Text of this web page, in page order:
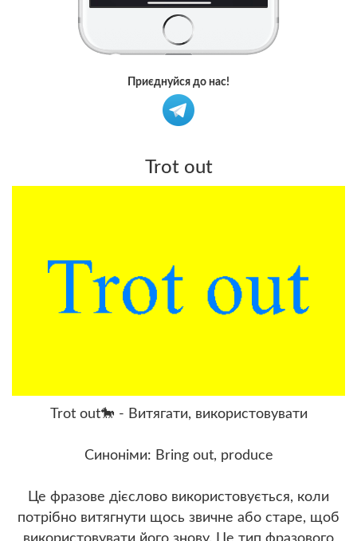
Приєднуйся до нас!
Trot out
Trot out🐎 - Витягати, використовувати
Синоніми: Bring out, produce
Це фразове дієслово використовується, коли
потрібно витягнути щось звичне або старе, щоб
використовувати його знову. Це тип фразового